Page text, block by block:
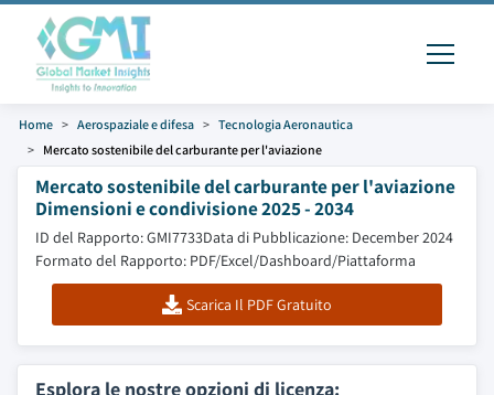
Home Aerospaziale e difesa
Tecnologia Aeronautica
Mercato sostenibile del carburante per l'aviazione
Mercato sostenibile del carburante per l'aviazione
Dimensioni e condivisione 2025 - 2034
ID del Rapporto: GMI7733Data di Pubblicazione: December 2024
Formato del Rapporto: PDF/Excel/Dashboard/Piattaforma
Scarica Il PDF Gratuito
Esplora le nostre opzioni di licenza: